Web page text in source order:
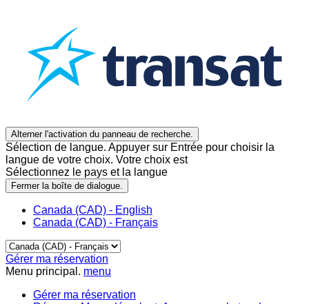
Alterner l'activation du panneau de recherche.
Sélection de langue. Appuyer sur Entrée pour choisir la
langue de votre choix. Votre choix est
Sélectionnez le pays et la langue
Fermer la boîte de dialogue.
Canada (CAD) - English
Canada (CAD) - Français
Gérer ma réservation
Menu principal. menu
Gérer ma réservation